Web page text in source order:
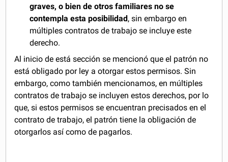
graves, o bien de otros familiares no se
contempla esta posibilidad , sin embargo en
múltiples contratos de trabajo se incluye este
derecho.
Al inicio de está sección se mencionó que el patrón no
está obligado por ley a otorgar estos permisos. Sin
embargo, como también mencionamos, en múltiples
contratos de trabajo se incluyen estos derechos, por lo
que, si estos permisos se encuentran precisados en el
contrato de trabajo, el patrón tiene la obligación de
otorgarlos así como de pagarlos.